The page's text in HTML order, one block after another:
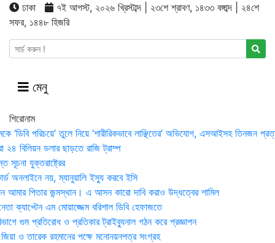
ঢাকা
৭ই আগস্ট, ২০২৬ খ্রিস্টাব্দ | ২৩শে শ্রাবণ, ১৪৩৩ বঙ্গাব্দ | ২৪শে
সফর, ১৪৪৮ হিজরি
মেনু
শিরোনাম
‘ডিবি পরিচয়ে’ তুলে নিয়ে ‘শারীরিকভাবে লাঞ্ছিতের’ অভিযোগ, এসআইসহ তিনজন
২৪ বিলিয়ন ডলার ছাড়তে রাজি ট্রাম্প
সূচনা যুক্তরাষ্ট্রের
অনলাইনে নয়, ম্যানুয়ালি ইস্যু করবে ইসি
পিতার জন্মস্থান। এ আসন কারো দাবি করাও উদ্ধত্বের শামিল
ক্যাপ্টেন এম মোয়াজ্জেম বরিশাল ডিবি হেফাজতে
গুম প্রতিরোধ ও প্রতিকার ট্রাইব্যুনাল গঠন করে প্রজ্ঞাপন
ও তারেক রহমানের পক্ষে মনোনয়নপত্র সংগ্রহ